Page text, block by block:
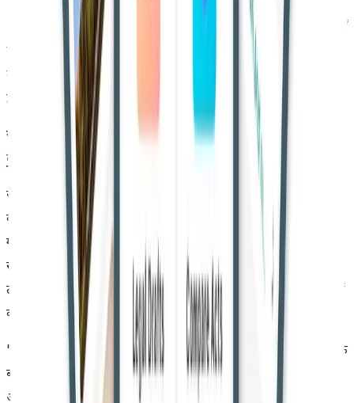
"धारा 11-बी स्पष्ट रूप से अनिवार्य करती है कि घोषणा की तिथि से दो वर्षों
के भीतर कलेक्टर को पुरस्कार देना आवश्यक है। यदि ऐसा नहीं होता है,
तो संपूर्ण अधिग्रहण प्रक्रिया रद्द मानी जाएगी, जब तक कि यह अदालत
द्वारा स्थगित न की गई हो," अदालत ने जोर देकर कहा।
यह भी पढ़ें:
इलाहाबाद हाईकोर्ट ने आपराधिक मामलों में फर्जी DOB के
दावे पर जताई चिंता; JJ एक्ट के तहत सख्त आयु सत्यापन की मांग
सरकार ने धन की कमी का हवाला देते हुए देरी को उचित ठहराने की
कोशिश की और भारत पेट्रोलियम कॉर्पोरेशन लिमिटेड बनाम निसार अहमद
गनई
के सुप्रीम कोर्ट के फैसले का भी उल्लेख किया। हालांकि, हाईकोर्ट ने
स्पष्ट किया कि बीपीसीएल मामला उस स्थिति पर आधारित था जब अभी
तक घोषणा नहीं की गई थी, जबकि वर्तमान मामले में घोषणा वर्ष 2017 में
की जा चुकी थी।
"बीपीसीएल का फैसला इस मामले में लागू नहीं होता क्योंकि यह घोषणा के
बाद की देरी से संबंधित है, जिस पर धारा 11-बी सीधे लागू होती है,"
अदालत ने कहा।